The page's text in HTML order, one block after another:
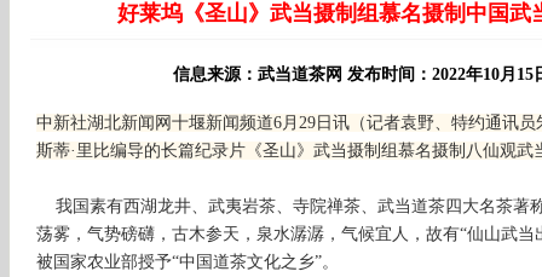
好莱坞《圣山》武当摄制组慕名摄制中国武
信息来源：武当道茶网 发布时间：2022年10月15
中新社湖北新闻网十堰新闻频道6月29日讯（记者袁野、特约通讯
斯蒂·里比编导的长篇纪录片《圣山》武当摄制组慕名摄制八仙观武
我国素有西湖龙井、武夷岩茶、寺院禅茶、武当道茶四大名茶著
荡雾，气势磅礴，古木参天，泉水潺潺，气候宜人，故有“仙山武
被国家农业部授予“中国道茶文化之乡”。